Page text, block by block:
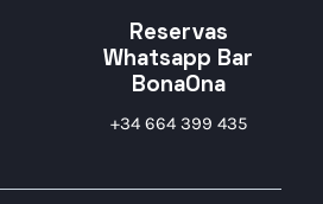
Reservas
Whatsapp Bar
BonaOna
+34 664 399 435